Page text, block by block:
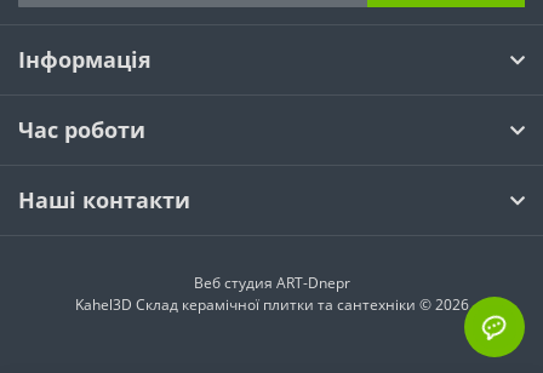
Інформація
Час роботи
Наші контакти
Веб студия ART-Dnepr
Kahel3D Склад керамічної плитки та сантехніки © 2026